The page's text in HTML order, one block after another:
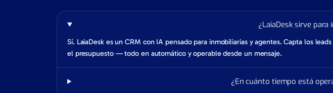
¿LaiaDesk sirve para
Sí. LaiaDesk es un CRM con IA pensado para inmobiliarias y agentes. Capta los
el presupuesto — todo en automático y operable desde un mensaje.
¿En cuánto tiempo está